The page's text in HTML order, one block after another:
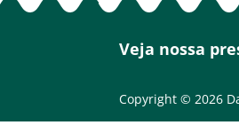
Veja nossa
Copyright © 2026